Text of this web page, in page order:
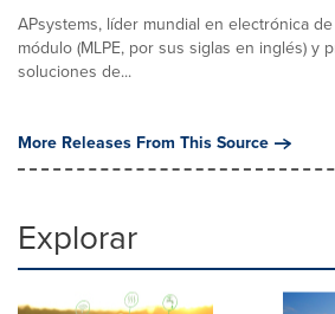
APsystems, líder mundial en electrónica
módulo (MLPE, por sus siglas en inglés) y
soluciones de...
More Releases From This Source
Explorar